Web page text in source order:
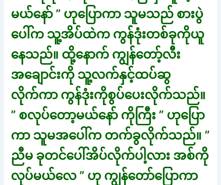
မယ်နော် ” ဟုပြောကာ သူမသည် စားပွဲ
ပေါ်က သူ့အိပ်ထဲက ကွန်ဒုံးတစ်ခုကိုယူ
နေသည်။ ထို့နောက် ကျွန်တော့်လီး
အချောင်းကို သူ့လက်နှင့်ထပ်ဆွ
လိုက်ကာ ကွန်ဒုံးကိုစွပ်ပေးလိုက်သည်။
” စလုပ်တော့မယ်နော် ကိုကြီး ” ဟုပြော
ကာ သူမအပေါ်က တက်ခွလိုက်သည်။ ”
ညီမ ခုတင်ပေါ်အိပ်လိုက်ပါ့လား အစ်ကို
လုပ်မယ်လေ ” ဟု ကျွန်တော်ပြောကာ